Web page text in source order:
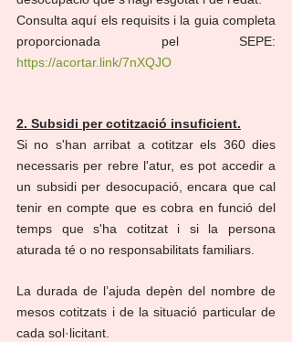
Consulta aquí els requisits i la guia completa
https://acortar.link/7nXQJO
2. Subsidi per cotització insuficient.
Si no s'han arribat a cotitzar els 360 dies
necessaris per rebre l'atur, es pot accedir a
un subsidi per desocupació, encara que cal
tenir en compte que es cobra en funció del
temps que s'ha cotitzat i si la persona
aturada té o no responsabilitats familiars.
La durada de l’ajuda depèn del nombre de
mesos cotitzats i de la situació particular de
cada sol·licitant.